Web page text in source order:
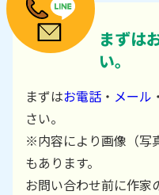
まずは
い。
まずはお電話 ・ メール ・
さい。
※内容により画像（写
もあります。
お問い合わせ前に作家